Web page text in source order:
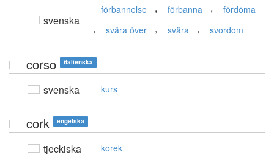
svenska
förbannelse , förbanna , fördöma
, svära över , svära , svordom
corso italienska
svenska kurs
cork engelska
tjeckiska korek